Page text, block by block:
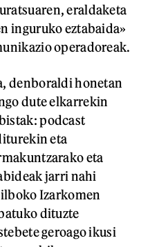
eraldaketa
inguruko eztabaida»
operadoreak.
denboraldi honetan
dute elkarrekin
podcast
eta
eta
jarri nahi
Izarkomen
dituzte
geroago ikusi